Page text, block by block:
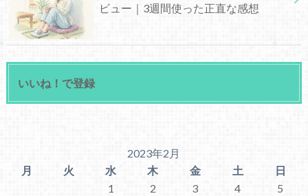
ビュー｜3週間使った正直な感想
いいね！で登録
2023年2月
月
火 水 木 金 土
日
1
2 3 4
5